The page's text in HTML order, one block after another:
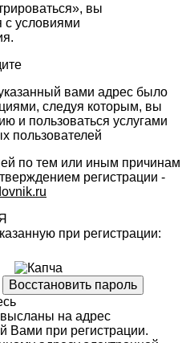
вы
с условиями
.
вами адрес было
следуя которым, вы
и пользоваться услугами
пользователей
по тем или иным причинам
регистрации -
при регистрации:
на адрес
Вами при регистрации.